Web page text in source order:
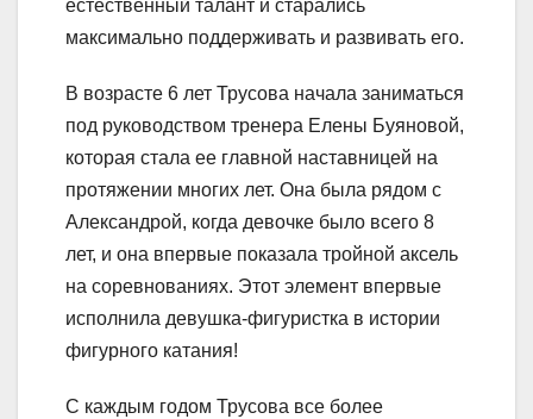
естественный талант и старались
максимально поддерживать и развивать его.
В возрасте 6 лет Трусова начала заниматься
под руководством тренера Елены Буяновой,
которая стала ее главной наставницей на
протяжении многих лет. Она была рядом с
Александрой, когда девочке было всего 8
лет, и она впервые показала тройной аксель
на соревнованиях. Этот элемент впервые
исполнила девушка-фигуристка в истории
фигурного катания!
С каждым годом Трусова все более